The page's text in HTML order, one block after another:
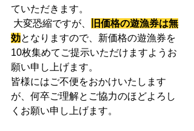
ていただきます。
大変恐縮ですが、
旧価格の遊漁券は無
効となりますので、新価格の遊漁券を
10枚集めてご提示いただけますようお
願い申し上げます。
皆様にはご不便をおかけいたします
が、何卒ご理解とご協力のほどよろし
くお願い申し上げます。